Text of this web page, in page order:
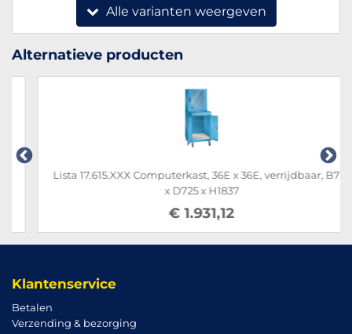
Alle varianten weergeven
Alternatieve producten
Lista 17.615.XXX Computerkast, 36E x 36E, verrijdbaar, B717
x D725 x H1837
€ 1.931,12
Klantenservice
Betalen
Verzending & bezorging